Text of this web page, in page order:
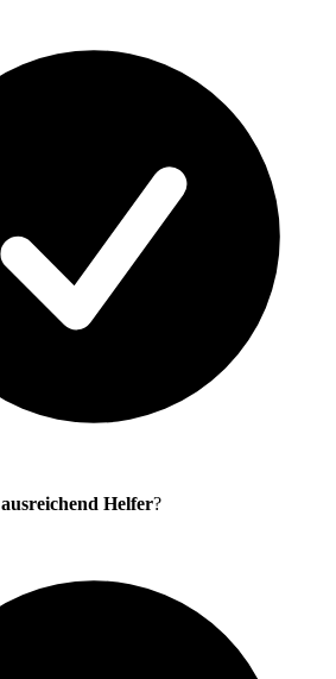
ausreichend Helfer?